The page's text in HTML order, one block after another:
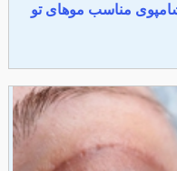
مناسب موهای تو